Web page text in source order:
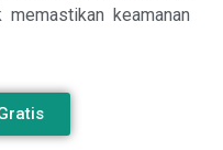
memastikan keamanan